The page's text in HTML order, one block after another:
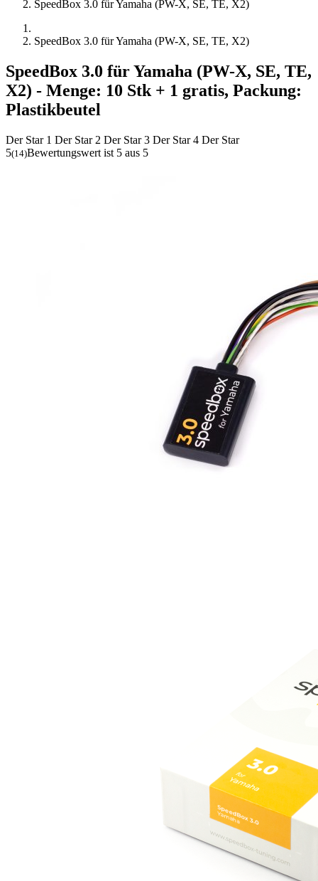
SpeedBox 3.0 für Yamaha (PW-X, SE, TE, X2)
SpeedBox 3.0 für Yamaha (PW-X, SE, TE, X2)
SpeedBox 3.0 für Yamaha (PW-X, SE, TE,
X2) - Menge: 10 Stk + 1 gratis, Packung:
Plastikbeutel
Der Star 1 Der Star 2 Der Star 3 Der Star 4 Der Star
5(14)Bewertungswert ist 5 aus 5